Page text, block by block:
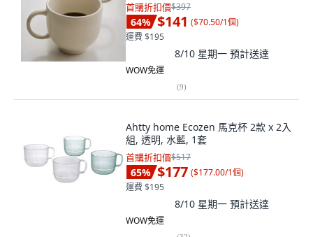
首購折扣價$397
64% $141 ($70.50/1個)
運費 $195
8/10 星期一 預計送達
WOW免運
(9)
Ahtty home Ecozen 馬克杯 2款 x 2入
組, 透明, 水藍, 1套
首購折扣價$517
65% $177 ($177.00/1個)
運費 $195
8/10 星期一 預計送達
WOW免運